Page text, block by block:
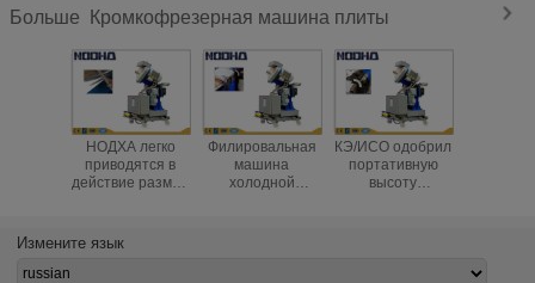
Больше Кромкофрезерная машина плиты
НОДХА легко
приводятся в
действие размер
машины 60мм
края плиты
Филировальная
машина
холодной
КЭ/ИСО одобрил
портативную
высоту
для
Измените язык